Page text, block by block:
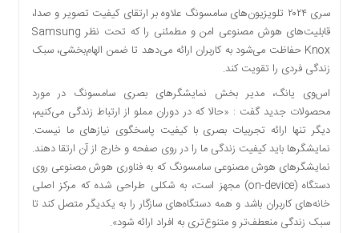
دسترسی
سریع
تماس
درباره
کتاب
پلیس،امنیت
جامعه
سری ۲۰۲۴ تلویزیون‌های سامسونگ علاوه بر ارتقای کیفیت تصویر و صدا،
قابلیت‌های هوش مصنوعی امن و مطمئنی را که تحت نظر Samsung
Knox حفاظت می‌شود به کاربران ارائه می‌دهد تا ضمن الهام‌بخشی، سبک
زندگی فردی را تقویت کند.
اس‌وی یانگ، مدیر بخش نمایشگرهای بصری سامسونگ در مورد
محصولات جدید گفت : «حالا که در دوران مملو از ارتباط زندگی می‌کنیم،
دیگر تنها ارائه تجربیات بصری با کیفیت پاسخگوی نیازهای ما نیست.
نمایشگرها باید کیفیت زندگی ما را در روی صفحه و خارج از آن ارتقا دهند.
نمایشگرهای هوش مصنوعی سامسونگ که به فناوری هوش مصنوعی روی
دستگاه (on-device) مجهز است، به شکلی طراحی شده که مرکز اصلی
خانه‌های کاربران باشد و همه دستگاه‌های سازگار را به یکدیگر متصل کند تا
سبک زندگی منعطف‌تر و متنوع‌تری به افراد ارائه شود».